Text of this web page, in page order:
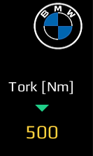
Tork [Nm]
500